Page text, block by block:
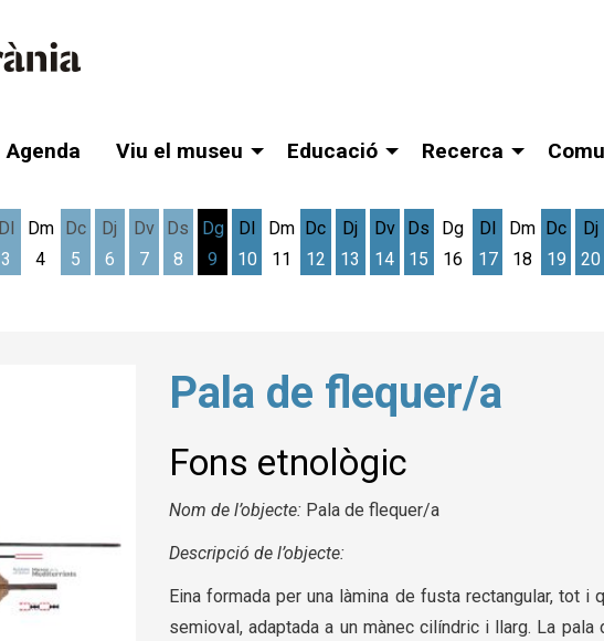
Agenda Viu el museu Educació Recerca
Dl
3
Dm
4
Dc
5
Dj
6
Dv
7
Ds
8
Dg
9
Dl
10
Dm
11
Dc
12
Dj
13
Dv
14
Ds
15
Dg
16
Dl
17
Dm
18
Dc
19
Dj
20
Pala de flequer/a
Fons etnològic
Nom de l’objecte: Pala de flequer/a
Descripció de l’objecte:
Eina formada per una làmina de fusta rectangular, tot
semioval, adaptada a un mànec cilíndric i llarg. La